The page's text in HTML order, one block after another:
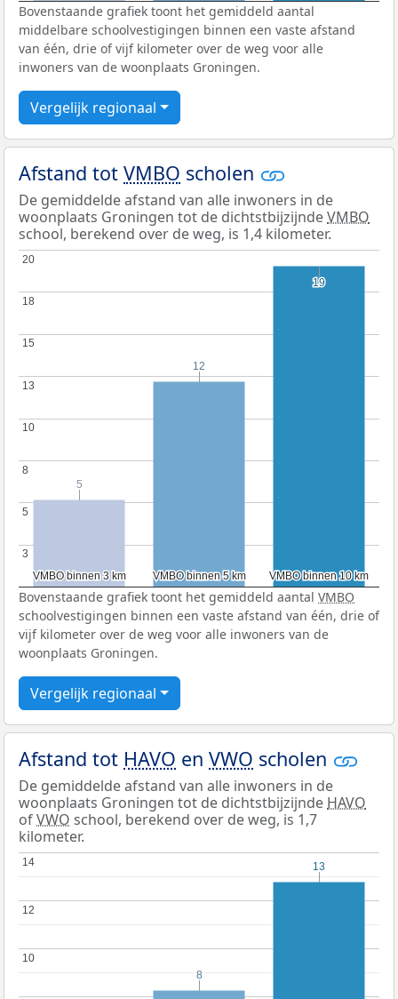
Bovenstaande grafiek toont het gemiddeld aantal
middelbare schoolvestigingen binnen een vaste afstand
van één, drie of vijf kilometer over de weg voor alle
inwoners van de woonplaats Groningen.
Vergelijk regionaal
Afstand tot VMBO scholen
De gemiddelde afstand van alle inwoners in de
woonplaats Groningen tot de dichtstbijzijndeVMBO
school, berekend over de weg, is 1,4 kilometer.
VMBO binnen 3 km
VMBO binnen 3 km VMBO binnen 5 km
VMBO binnen 5 km VMBO binnen 10 km
VMBO binnen 10 km
3
3
5
5
8
8
10
10
13
13
15
15
18
18
20
20
5
5
12
12
19
19
Bovenstaande grafiek toont het gemiddeld aantal VMBO
schoolvestigingen binnen een vaste afstand van één, drie of
vijf kilometer over de weg voor alle inwoners van de
woonplaats Groningen.
Vergelijk regionaal
Afstand tot HAVO en VWO scholen
De gemiddelde afstand van alle inwoners in de
woonplaats Groningen tot de dichtstbijzijndeHAVO
ofVWO school, berekend over de weg, is 1,7
kilometer.
10
10
12
12
14
14
8
8
13
13